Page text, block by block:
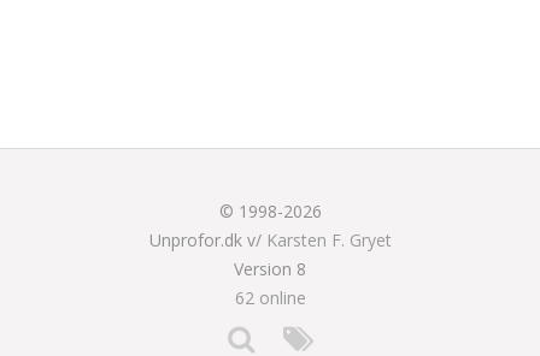
© 1998-2026
Unprofor.dk v/ Karsten F. Gryet
Version 8
62 online